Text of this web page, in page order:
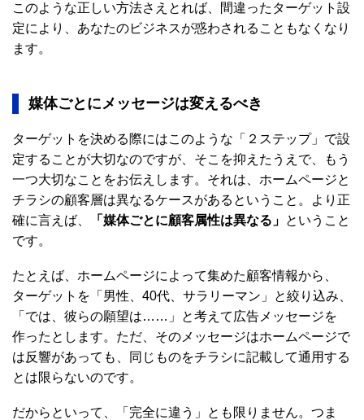
このような正しい方法さえとれば、間違ったターゲット設
定により、あなたのビジネスが惑わされることもなくなり
ます。
媒体ごとにメッセージは変えるべき
ターゲットを決める際にはこのような「２ステップ」で設
定することが大切なのですが、そこを抑えたうえで、もう
一つ大切なことをお伝えします。それは、ホームページと
チラシの顧客層は異なるケースがあるということ。より正
確に言えば、
「媒体ごとに顧客属性は異なる」 ということ
です。
たとえば、ホームページによって集めた顧客情報から、
ターゲットを「男性、40代、サラリーマン」と絞り込み、
「では、彼らの願望は……」と考えて広告メッセージを
作ったとします。ただ、そのメッセージはホームページで
は反響があっても、同じものをチラシに記載して通用する
とは限らないのです。
だからといって、「完全に違う」とも限りません。つま